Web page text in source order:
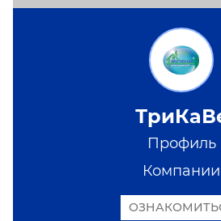
Профиль
Компании